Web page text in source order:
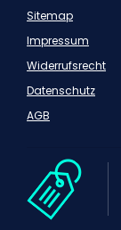
Sitemap
Impressum
Widerrufsrecht
Datenschutz
AGB